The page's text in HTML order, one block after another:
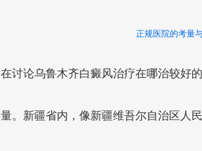
正规医院的考量
在讨论乌鲁木齐白癜风治疗在哪治较好
量。新疆省内，像新疆维吾尔自治区人